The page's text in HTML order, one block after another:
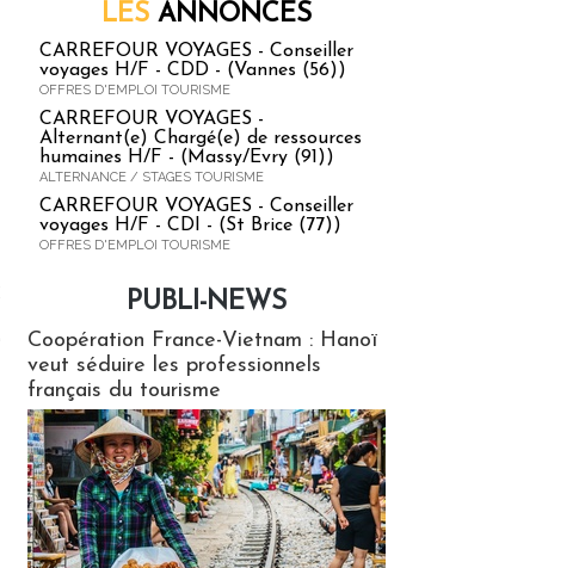
LES ANNONCES
CARREFOUR VOYAGES - Conseiller
voyages H/F - CDD - (Vannes (56))
OFFRES D'EMPLOI TOURISME
CARREFOUR VOYAGES -
Alternant(e) Chargé(e) de ressources
humaines H/F - (Massy/Evry (91))
ALTERNANCE / STAGES TOURISME
CARREFOUR VOYAGES - Conseiller
voyages H/F - CDI - (St Brice (77))
OFFRES D'EMPLOI TOURISME
PUBLI-NEWS
Coopération France-Vietnam : Hanoï
veut séduire les professionnels
français du tourisme